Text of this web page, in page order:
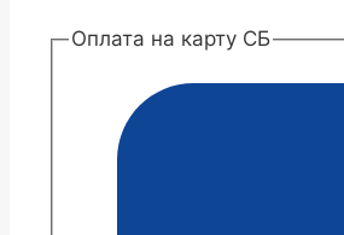
Оплата на карту СБ